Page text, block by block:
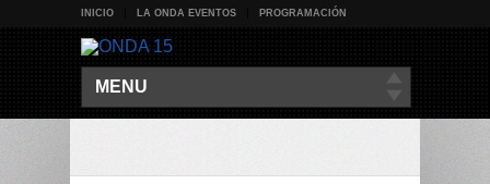
INICIO LA ONDA EVENTOS PROGRAMACIÓN
MENU